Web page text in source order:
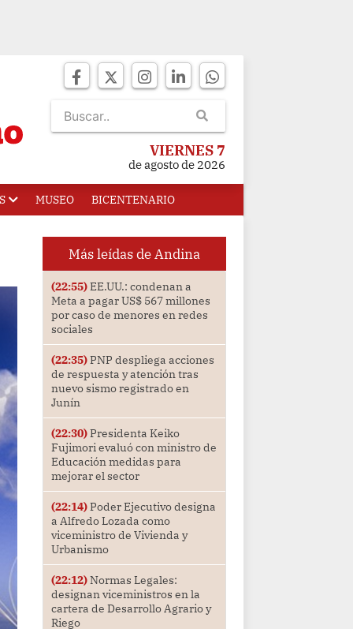
VIERNES 7
de agosto de 2026
MUSEO BICENTENARIO
Más leídas de Andina
(22:55)EE.UU.: condenan a
Meta a pagar US$ 567 millones
por caso de menores en redes
sociales
(22:35)PNP despliega acciones
de respuesta y atención tras
nuevo sismo registrado en
Junín
(22:30)Presidenta Keiko
Fujimori evaluó con ministro de
Educación medidas para
mejorar el sector
(22:14)Poder Ejecutivo designa
a Alfredo Lozada como
viceministro de Vivienda y
Urbanismo
(22:12)Normas Legales:
designan viceministros en la
cartera de Desarrollo Agrario y
Riego